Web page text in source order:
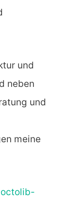
und
neben
und
meine